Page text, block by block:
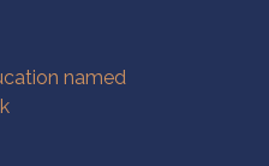
named